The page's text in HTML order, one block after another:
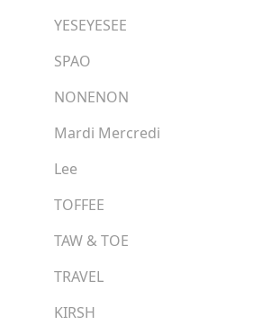
YESEYESEE
SPAO
NONENON
Mardi Mercredi
Lee
TOFFEE
TAW & TOE
TRAVEL
KIRSH